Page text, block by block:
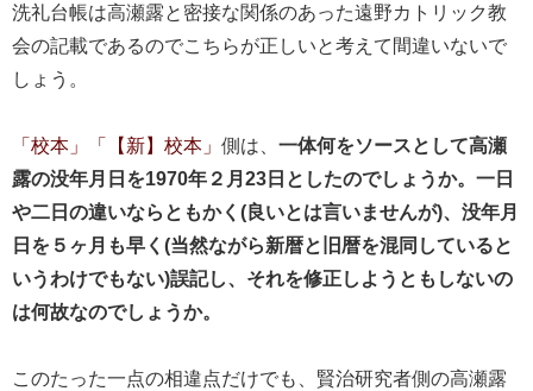
洗礼台帳は高瀬露と密接な関係のあった遠野カトリック教
会の記載であるのでこちらが正しいと考えて間違いないで
しょう。
「校本」「【新】校本」 側は、 一体何をソースとして高瀬
露の没年月日を1970年２月23日としたのでしょうか。一日
や二日の違いならともかく(良いとは言いませんが)、没年月
日を５ヶ月も早く(当然ながら新暦と旧暦を混同していると
いうわけでもない)誤記し、それを修正しようともしないの
は何故なのでしょうか。
このたった一点の相違点だけでも、賢治研究者側の高瀬露